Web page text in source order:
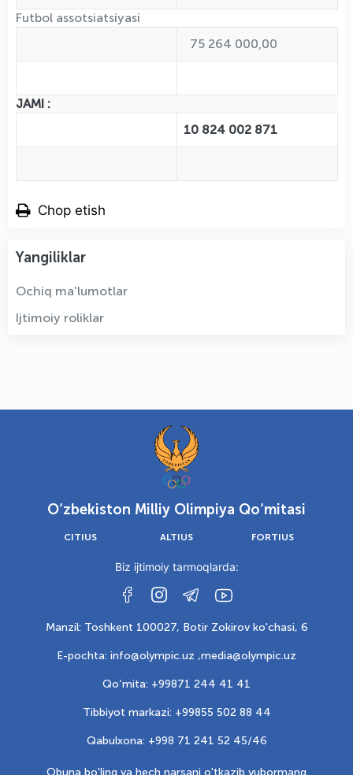
Futbol assotsiatsiyasi
75 264 000,00
JAMI :
10 824 002 871
Chop etish
Yangiliklar
Ochiq ma'lumotlar
Ijtimoiy roliklar
O‘zbekiston Milliy Olimpiya Qo‘mitasi
CITIUS ALTIUS FORTIUS
Biz ijtimoiy tarmoqlarda:
Manzil: Toshkent 100027, Botir Zokirov ko'chasi, 6
E-pochta: info@olympic.uz ,media@olympic.uz
Qo‘mita: +99871 244 41 41
Tibbiyot markazi: +99855 502 88 44
Qabulxona: +998 71 241 52 45/46
Obuna bo'ling va hech narsani o'tkazib yubormang